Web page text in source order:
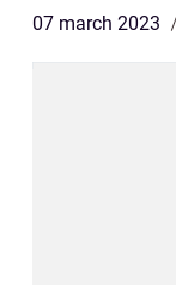
07 march 2023